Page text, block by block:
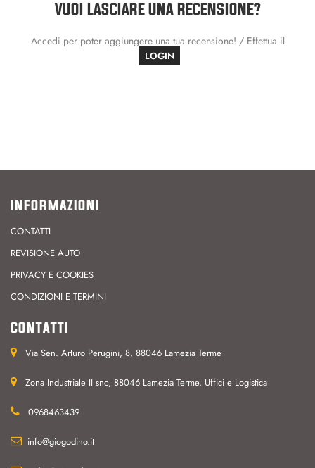
VUOI LASCIARE UNA RECENSIONE?
Accedi per poter aggiungere una tua recensione! / Effettua il
LOGIN
INFORMAZIONI
CONTATTI
REVISIONE AUTO
PRIVACY E COOKIES
CONDIZIONI E TERMINI
CONTATTI
Via Sen. Arturo Perugini, 8, 88046 Lamezia Terme
Zona Industriale II snc, 88046 Lamezia Terme, Uffici e Logistica
0968463439
info@giogodino.it